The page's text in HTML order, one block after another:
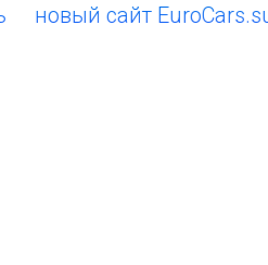
сайт EuroCars.su •